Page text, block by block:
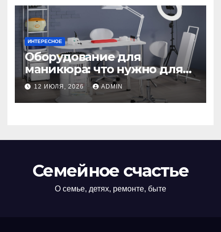
ИНТЕРЕСНОЕ
Оборудование для
маникюра: что нужно для
идеального маникюра
12 ИЮЛЯ, 2026 ADMIN
Семейное счастье
О семье, детях, ремонте, быте